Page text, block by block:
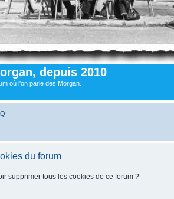
depuis 2010
où l'on parle des Morgan.
du forum
supprimer tous les cookies de ce forum ?